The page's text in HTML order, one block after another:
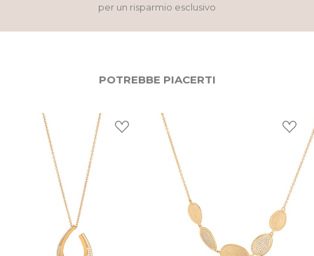
per un risparmio esclusivo
POTREBBE PIACERTI